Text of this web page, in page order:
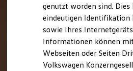
genutzt worden sind.
eindeutigen Identifikation
sowie Ihres
Informationen können
Webseiten oder Seiten
Volkswagen